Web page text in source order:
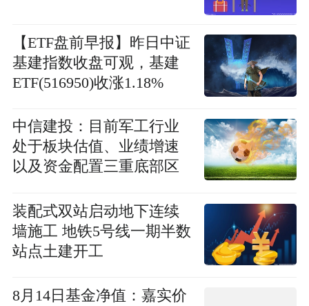
【ETF盘前早报】昨日中证
基建指数收盘可观，基建
ETF(516950)收涨1.18%
中信建投：目前军工行业
处于板块估值、业绩增速
以及资金配置三重底部区
装配式双站启动地下连续
墙施工 地铁5号线一期半数
站点土建开工
8月14日基金净值：嘉实价